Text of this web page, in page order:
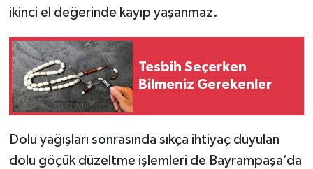
ikinci el değerinde kayıp yaşanmaz.
Tesbih Seçerken
Bilmeniz Gerekenler
Dolu yağışları sonrasında sıkça ihtiyaç duyulan
dolu göçük düzeltme işlemleri de Bayrampaşa’da